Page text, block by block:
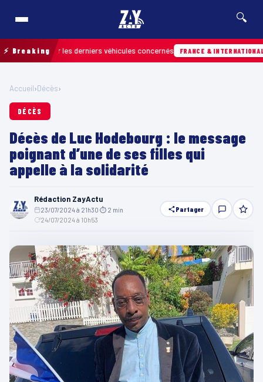
🔍
⚡ Breakingles derniers véhicules concernés FRANCE & INTERNATIONALE
Accueil›Décès›
DÉCÈS
Décès de Luc Hodebourg : le message
poignant d’une de ses filles qui
appelle à la solidarité
Rédaction ZayActu
23/07/2024 à 21h30 ⏱ 2 min
24/07/2024 à 10h53
Partager